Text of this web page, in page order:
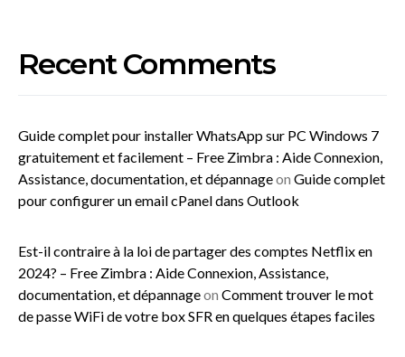
Recent Comments
Guide complet pour installer WhatsApp sur PC Windows 7
gratuitement et facilement – Free Zimbra : Aide Connexion,
Assistance, documentation, et dépannageon Guide complet
pour configurer un email cPanel dans Outlook
Est-il contraire à la loi de partager des comptes Netflix en
2024? – Free Zimbra : Aide Connexion, Assistance,
documentation, et dépannageon Comment trouver le mot
de passe WiFi de votre box SFR en quelques étapes faciles